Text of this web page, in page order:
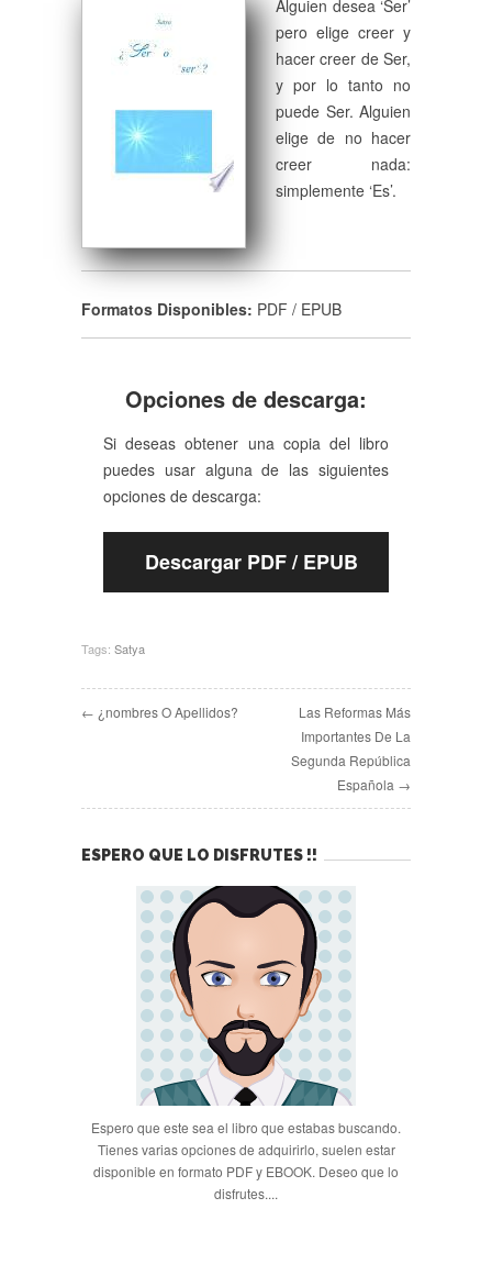
Alguien desea ‘Ser’
pero elige creer y
hacer creer de Ser,
y por lo tanto no
puede Ser. Alguien
elige de no hacer
creer nada:
simplemente ‘Es’.
Formatos Disponibles: PDF / EPUB
Opciones de descarga:
Si deseas obtener una copia del libro
puedes usar alguna de las siguientes
opciones de descarga:
Descargar PDF / EPUB
Tags: Satya
← ¿nombres O Apellidos?
Las Reformas Más
Importantes De La
Segunda República
Española →
ESPERO QUE LO DISFRUTES !!
Espero que este sea el libro que estabas buscando.
Tienes varias opciones de adquirirlo, suelen estar
disponible en formato PDF y EBOOK. Deseo que lo
disfrutes....